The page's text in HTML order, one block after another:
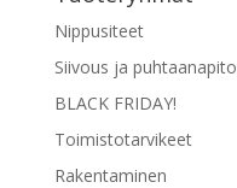
Nippusiteet
Siivous ja puhtaanapito
BLACK FRIDAY!
Toimistotarvikeet
Rakentaminen